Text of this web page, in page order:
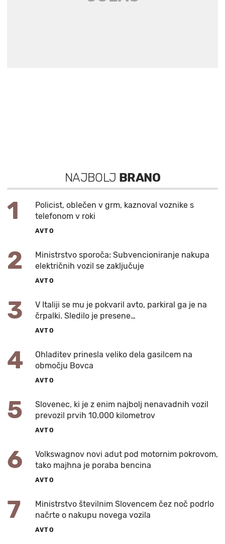
NAJBOLJ BRANO
1
Policist, oblečen v grm, kaznoval voznike s
telefonom v roki
AVTO
2
Ministrstvo sporoča: Subvencioniranje nakupa
električnih vozil se zaključuje
AVTO
3
V Italiji se mu je pokvaril avto, parkiral ga je na
črpalki. Sledilo je presene…
AVTO
4
Ohladitev prinesla veliko dela gasilcem na
območju Bovca
AVTO
5
Slovenec, ki je z enim najbolj nenavadnih vozil
prevozil prvih 10.000 kilometrov
AVTO
6
Volkswagnov novi adut pod motornim pokrovom,
tako majhna je poraba bencina
AVTO
7
Ministrstvo številnim Slovencem čez noč podrlo
načrte o nakupu novega vozila
AVTO